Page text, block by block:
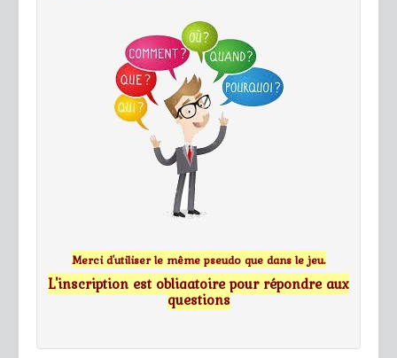
Merci d'utiliser le même pseudo que dans le jeu.
L'inscription est obligatoire pour répondre aux
questions